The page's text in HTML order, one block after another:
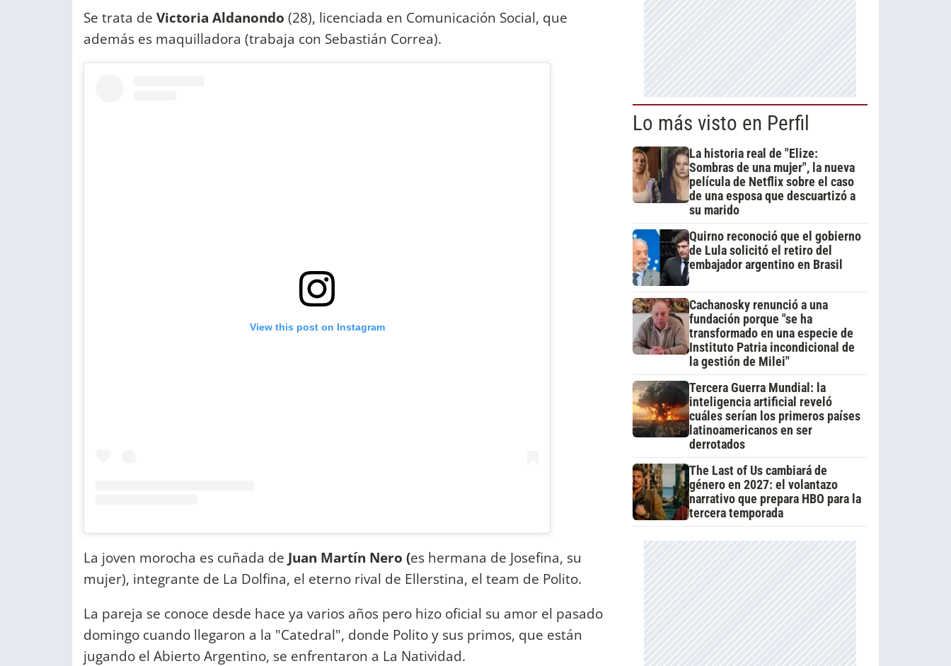
Se trata de Victoria Aldanondo (28), licenciada en Comunicación Social, que
además es maquilladora (trabaja con Sebastián Correa).
View this post on Instagram
La joven morocha es cuñada de Juan Martín Nero (es hermana de Josefina, su
mujer), integrante de La Dolfina, el eterno rival de Ellerstina, el team de Polito.
La pareja se conoce desde hace ya varios años pero hizo oficial su amor el pasado
domingo cuando llegaron a la "Catedral", donde Polito y sus primos, que están
jugando el Abierto Argentino, se enfrentaron a La Natividad.
Lo más visto en Perfil
La historia real de "Elize:
Sombras de una mujer", la nueva
película de Netflix sobre el caso
de una esposa que descuartizó a
su marido
Quirno reconoció que el gobierno
de Lula solicitó el retiro del
embajador argentino en Brasil
Cachanosky renunció a una
fundación porque "se ha
transformado en una especie de
Instituto Patria incondicional de
la gestión de Milei"
Tercera Guerra Mundial: la
inteligencia artificial reveló
cuáles serían los primeros países
latinoamericanos en ser
derrotados
The Last of Us cambiará de
género en 2027: el volantazo
narrativo que prepara HBO para la
tercera temporada